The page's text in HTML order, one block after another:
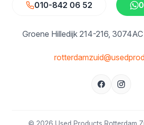
Groene Hilledijk 214-216 3074AC
010-842 06 52